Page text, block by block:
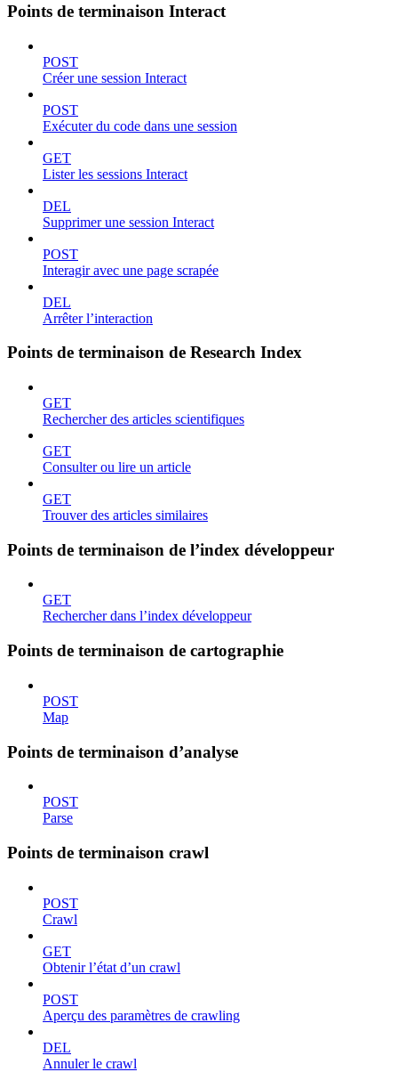
Points de terminaison Interact
POST
Créer une session Interact
POST
Exécuter du code dans une session
GET
Lister les sessions Interact
DEL
Supprimer une session Interact
POST
Interagir avec une page scrapée
DEL
Arrêter l’interaction
Points de terminaison de Research Index
GET
Rechercher des articles scientifiques
GET
Consulter ou lire un article
GET
Trouver des articles similaires
Points de terminaison de l’index développeur
GET
Rechercher dans l’index développeur
Points de terminaison de cartographie
POST
Map
Points de terminaison d’analyse
POST
Parse
Points de terminaison crawl
POST
Crawl
GET
Obtenir l’état d’un crawl
POST
Aperçu des paramètres de crawling
DEL
Annuler le crawl